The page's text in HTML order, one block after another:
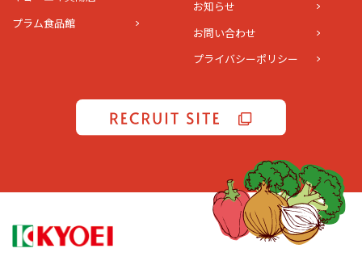
プラム食品館
お知らせ
お問い合わせ
プライバシーポリシー